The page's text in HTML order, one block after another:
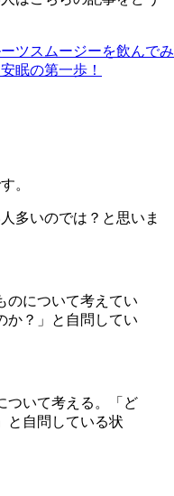
ツスムージーを飲んでみ
眠の第一歩！
。
多いのでは？と思いま
について考えてい
か？」と自問してい
ついて考える。「ど
と自問している状